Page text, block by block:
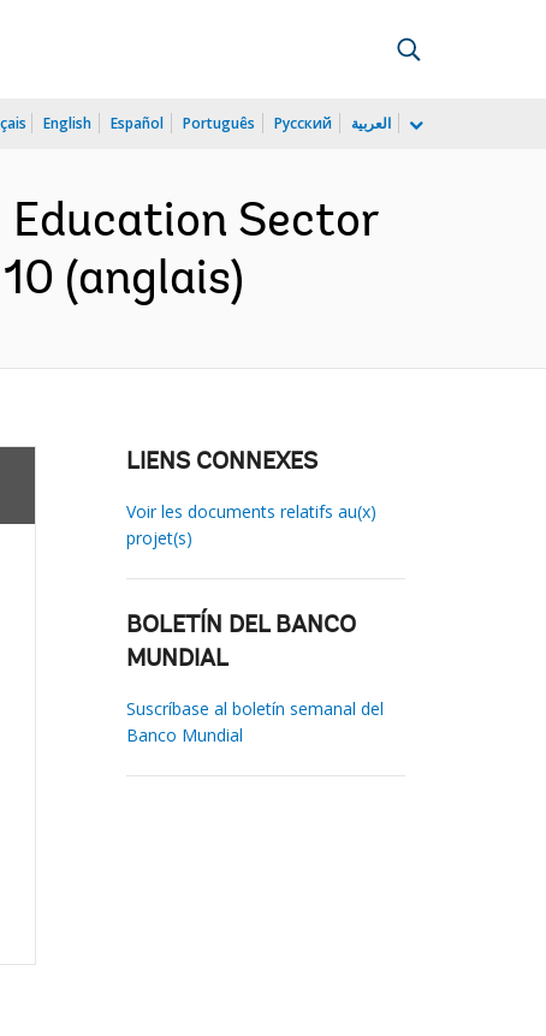
English Español Português Русский العربية
Education Sector
(anglais)
LIENS CONNEXES
Voir les documents relatifs au(x)
projet(s)
BOLETÍN DEL BANCO
MUNDIAL
Suscríbase al boletín semanal del
Banco Mundial